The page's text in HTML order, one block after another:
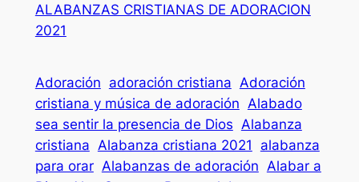
ALABANZAS CRISTIANAS DE ADORACION
2021
Adoración adoración cristiana Adoración
cristiana y música de adoración Alabado
sea sentir la presencia de Dios Alabanza
cristiana Alabanza cristiana 2021
alabanza
para orar Alabanzas de adoración Alabar a